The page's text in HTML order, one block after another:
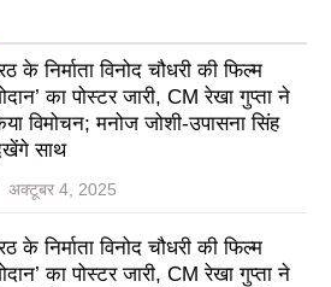
के निर्माता विनोद चौधरी की फिल्म
का पोस्टर जारी, CM रेखा गुप्ता ने
विमोचन; मनोज जोशी-उपासना सिंह
साथ
अक्टूबर 4, 2025
के निर्माता विनोद चौधरी की फिल्म
का पोस्टर जारी, CM रेखा गुप्ता ने